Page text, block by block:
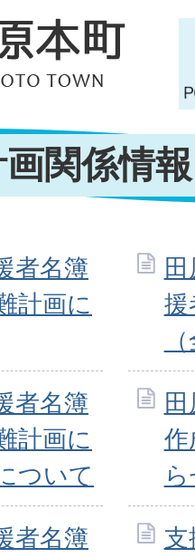
関係情報
者名簿
計画に
援
者名簿
計画に
ついて
作
者名簿